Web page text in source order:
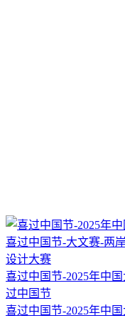
喜过中国节-2025年中
过中国节
喜过中国节-2025年中